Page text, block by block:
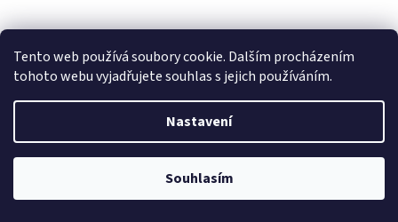
Tento web používá soubory cookie. Dalším procházením
tohoto webu vyjadřujete souhlas s jejich používáním.
Nastavení
Souhlasím
1 299 Kč
Třídílná vliesová fototapeta Londýnský Double Decker,